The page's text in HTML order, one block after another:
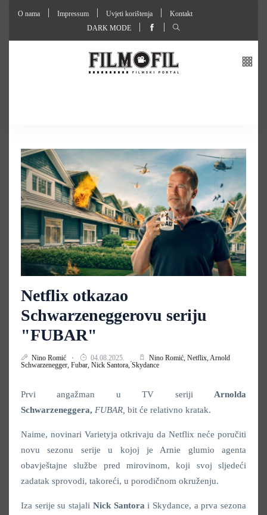
O nama Impressum Uvjeti korištenja
Kontakt
DARK MODE
Netflix otkazao
Schwarzeneggerovu seriju
"FUBAR"
Nino Romić 04.08.2025. Nino Romić, Netflix, Arnold
Schwarzenegger, Fubar, Nick Santora,Skydance
Prvi angažman u TV seriji Arnolda
Schwarzeneggera, FUBAR, bit će relativno kratak.
Naime, novinari Varietyja otkrivaju da Netflix neće poručiti
novu sezonu serije u kojoj je Arnie glumio agenta
obavještajne službe pred mirovinom, koji svoj sljedeći
zadatak sprovodi, takoreći, u porodičnom okruženju.
Iza serije su stajali Nick Santorai Skydance, a prva sezona